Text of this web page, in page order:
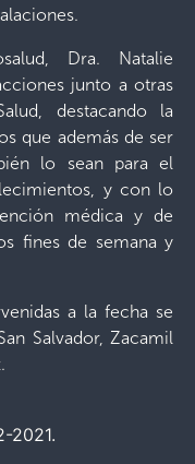
Dra. Natalie
junto a otras
destacando la
que además de ser
lo sean para el
y con lo
médica y de
fines de semana y
a la fecha se
Salvador, Zacamil
2021.